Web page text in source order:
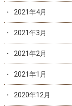
2021年4月
2021年3月
2021年2月
2021年1月
2020年12月